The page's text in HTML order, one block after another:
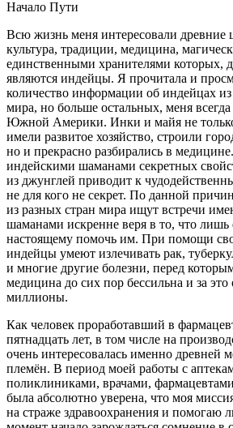
Начало Пути
Всю жизнь меня интересовали древние
культура, традиции, медицина,
единственными хранителями которых,
являются индейцы. Я прочитала и
количество информации об индейцах
мира, но больше остальных, меня
Южной Америки. Инки и майя не
имели развитое хозяйство, строили
но и прекрасно разбирались в
индейскими шаманами секретных
из джунглей приводит к
не для кого не секрет. По данной
из разных стран мира ищут встречи
шаманами искренне веря в то, что
настоящему помочь им. При помощи
индейцы умеют излечивать рак,
и многие другие болезни, перед
медицина до сих пор бессильна и за это
миллионы.
Как человек проработавший в
пятнадцать лет, в том числе на
очень интересовалась именно древней
племён. В период моей работы с
поликлиниками, врачами,
была абсолютно уверена, что моя
на страже здравоохранения и помогаю